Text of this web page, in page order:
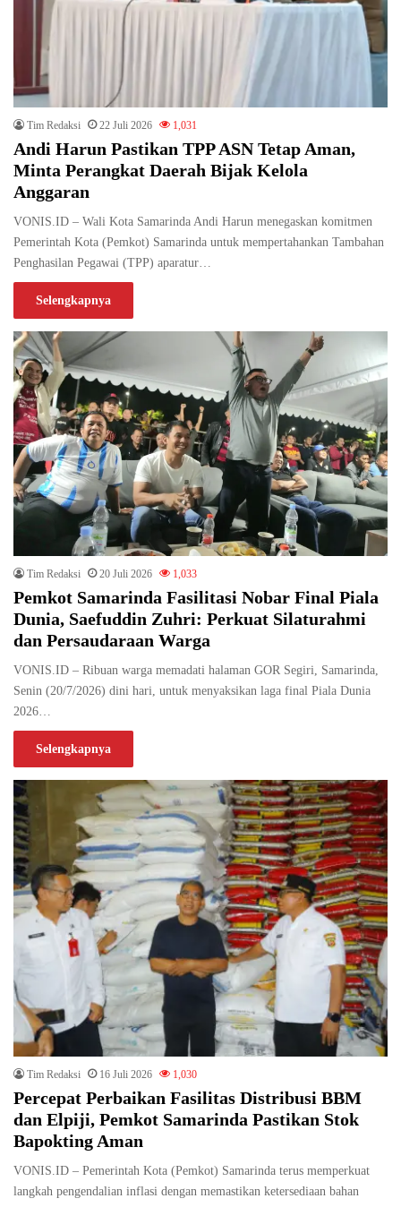
Tim Redaksi 22 Juli 2026 1,031
Andi Harun Pastikan TPP ASN Tetap Aman,
Minta Perangkat Daerah Bijak Kelola
Anggaran
VONIS.ID – Wali Kota Samarinda Andi Harun menegaskan komitmen
Pemerintah Kota (Pemkot) Samarinda untuk mempertahankan Tambahan
Penghasilan Pegawai (TPP) aparatur…
Selengkapnya
Tim Redaksi 20 Juli 2026 1,033
Pemkot Samarinda Fasilitasi Nobar Final Piala
Dunia, Saefuddin Zuhri: Perkuat Silaturahmi
dan Persaudaraan Warga
VONIS.ID – Ribuan warga memadati halaman GOR Segiri, Samarinda,
Senin (20/7/2026) dini hari, untuk menyaksikan laga final Piala Dunia
2026…
Selengkapnya
Tim Redaksi 16 Juli 2026 1,030
Percepat Perbaikan Fasilitas Distribusi BBM
dan Elpiji, Pemkot Samarinda Pastikan Stok
Bapokting Aman
VONIS.ID – Pemerintah Kota (Pemkot) Samarinda terus memperkuat
langkah pengendalian inflasi dengan memastikan ketersediaan bahan